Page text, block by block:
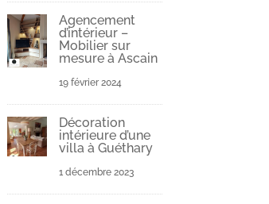
Agencement
d’intérieur –
Mobilier sur
mesure à Ascain
19 février 2024
Décoration
intérieure d’une
villa à Guéthary
1 décembre 2023